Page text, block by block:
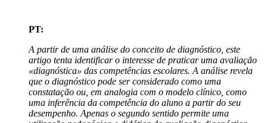
PT:
A partir de uma análise do conceito de diagnóstico, este
artigo tenta identificar o interesse de praticar uma avaliação
«diagnóstica» das competências escolares. A análise revela
que o diagnóstico pode ser considerado como uma
constatação ou, em analogia com o modelo clínico, como
uma inferência da competência do aluno a partir do seu
desempenho. Apenas o segundo sentido permite uma